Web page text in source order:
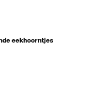
eekhoorntjes